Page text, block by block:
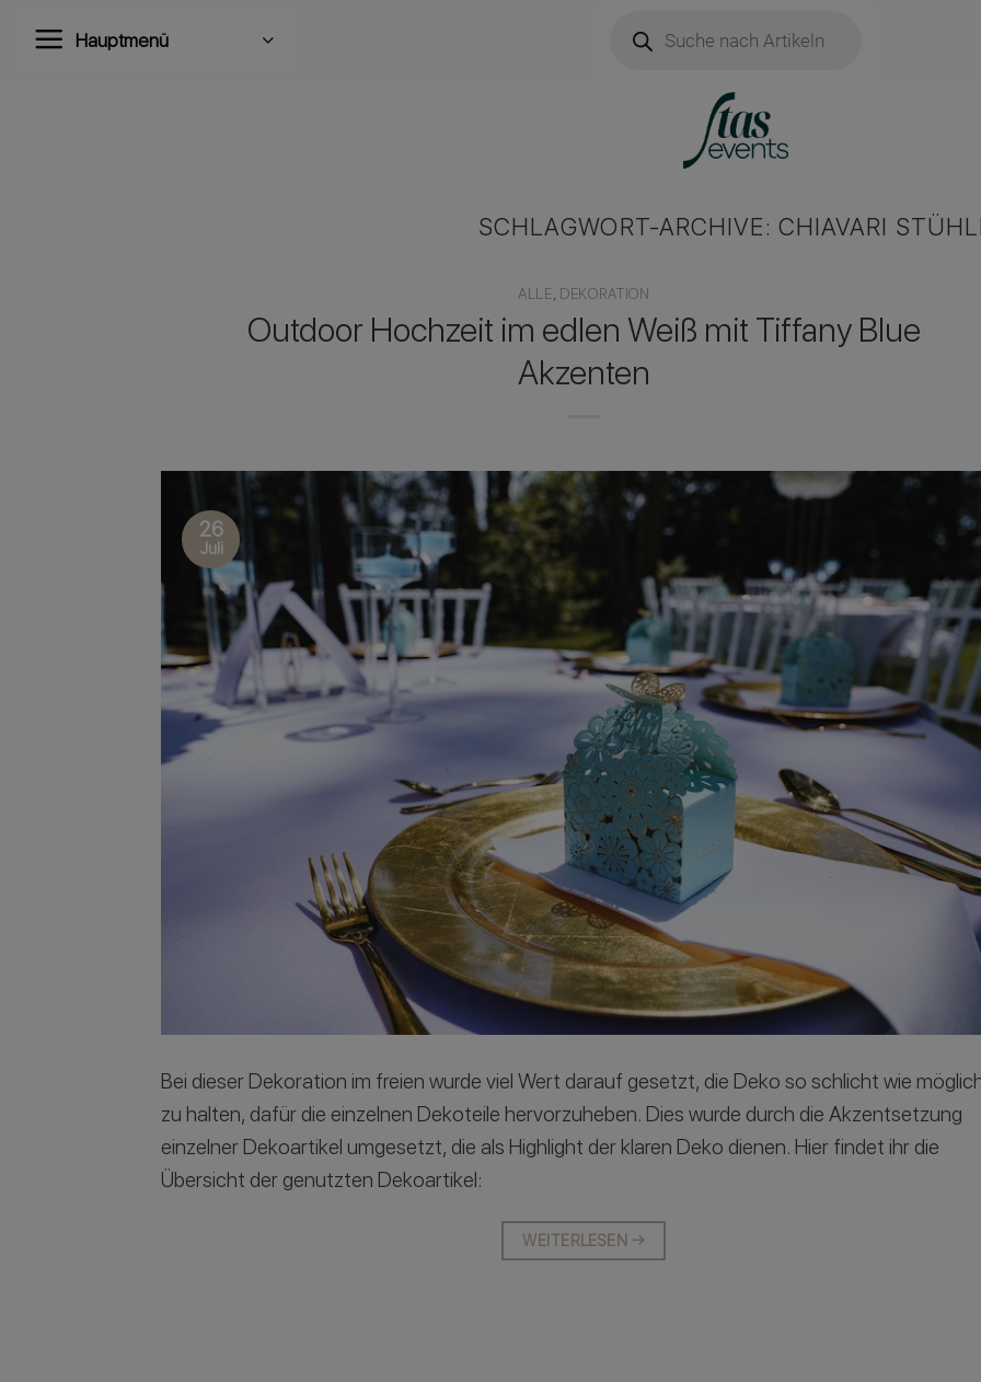
Inhalt
Hauptmenü
search
SCHLAGWORT-ARCHIVE: CHIAVARI
ALLE DEKORATION
Outdoor Hochzeit im edlen Weiß mit Tiffany Blue
Akzenten
26
Juli
Bei dieser Dekoration im freien wurde viel Wert darauf gesetzt, die Deko so schlicht wie
zu halten, dafür die einzelnen Dekoteile hervorzuheben. Dies wurde durch die Akzentsetzung
einzelner Dekoartikel umgesetzt, die als Highlight der klaren Deko dienen. Hier findet ihr die
Übersicht der genutzten Dekoartikel:
WEITERLESEN →